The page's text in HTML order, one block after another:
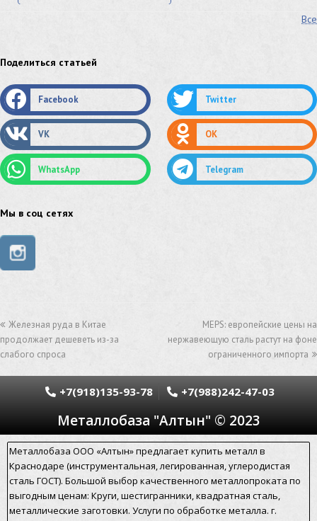
труба оцинкованная труба нержавеющая
труба стальная сетка нержавеющая
сетка оцинкованная сетка стальная
сетка из нержавеющей стали
швеллер стальной
швеллер нержавеющий
уголок нержавеющий
уголок из нержавеющей стали уголок стальной
уголок из нержавейки электросварная труба
электросварная труба гост
электросварная прямошовная труба
алюминиевый уголок алюминиевая сетка
алюминиевая труба арматура стальная гост
Все
Поделиться статьей
Facebook Twitter
VK OK
WhatsApp Telegram
Мы в соц сетях
Железная руда в Китае
продолжает дешеветь из-за
слабого спроса
MEPS: европейские цены на
нержавеющую сталь растут на фоне
ограниченного импорта
Металлобаза "Алтын" © 2023
+7(918)135-93-78 +7(988)242-47-03
Металлобаза ООО «Алтын» предлагает купить металл в
Краснодаре (инструментальная, легированная, углеродистая
сталь ГОСТ). Большой выбор качественного металлопроката по
выгодным ценам: Круги, шестигранники, квадратная сталь,
металлические заготовки. Услуги по обработке металла. г.